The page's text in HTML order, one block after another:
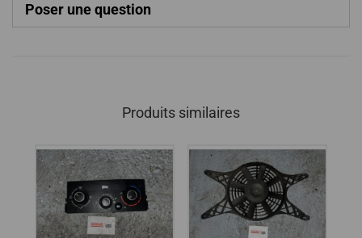
Poser une question
Produits similaires